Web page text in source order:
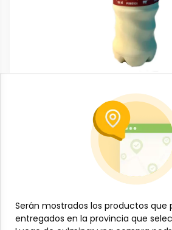
Yogurt probiótico sabor a
Santa Ana, 500 ml
B-JAM-001-518
Especificaciones
Serán mostrados los productos que
entregados en la provincia que
Serán mostrados los productos que
entregados en la provincia que